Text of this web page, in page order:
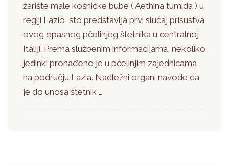
žarište male košničke bube ( Aethina tumida ) u
regiji Lazio, što predstavlja prvi slučaj prisustva
ovog opasnog pčelinjeg štetnika u centralnoj
Italiji. Prema službenim informacijama, nekoliko
jedinki pronađeno je u pčelinjim zajednicama
na području Lazia. Nadležni organi navode da
je do unosa štetnik …